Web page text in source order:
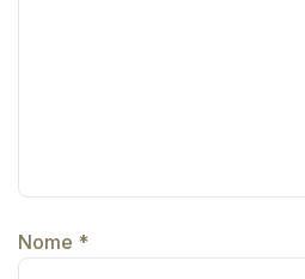
Nome *